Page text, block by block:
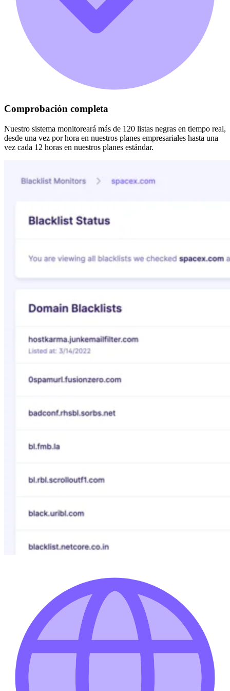
Comprobación completa
Nuestro sistema monitoreará más de 120 listas negras en tiempo real,
desde una vez por hora en nuestros planes empresariales hasta una
vez cada 12 horas en nuestros planes estándar.